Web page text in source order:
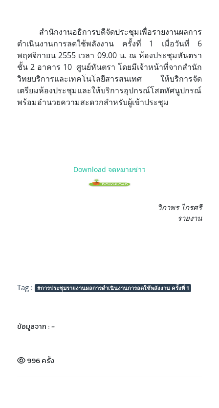
สำนักงานอธิการบดีจัดประชุมเพื่อรายงานผลการ
ดำเนินงานการลดใช้พลังงาน ครั้งที่ 1 เมื่อวันที่ 6
พฤศจิกายน 2555 เวลา 09.00 น. ณ ห้องประชุมหันตรา
ชั้น 2 อาคาร 10 ศูนย์หันตรา โดยมีเจ้าหน้าที่จากสำนัก
วิทยบริการและเทคโนโลยีสารสนเทศ ให้บริการจัด
เตรียมห้องประชุมและให้บริการอุปกรณ์โสตทัศนูปกรณ์
พร้อมอำนวยความสะดวกสำหรับผู้เข้าประชุม
Download จดหมายข่าว
วิภาพร ไกรศรี
รายงาน
Tag : #การประชุมรายงานผลการดำเนินงานการลดใช้พลังงาน ครั้งที่ 1
ข้อมูลจาก :-
996 ครั้ง